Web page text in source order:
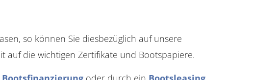
so können Sie diesbezüglich auf unsere
auf die wichtigen Zertifikate und Bootspapiere.